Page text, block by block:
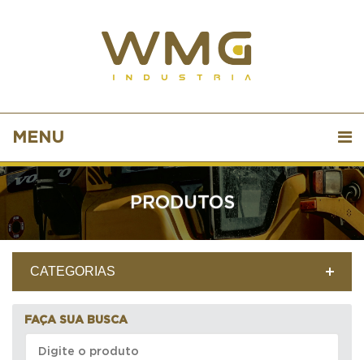
MENU
PRODUTOS
CATEGORIAS
FAÇA SUA BUSCA